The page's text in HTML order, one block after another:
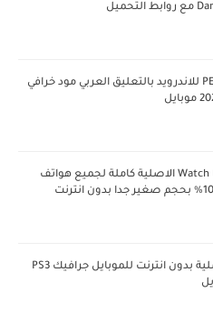
تحميل لعبة PES 2021 للاندرويد بالتعليق العربي مود خرافي
تحميل لعبة Watch Dogs 2 الاصلية كاملة لجميع هواتف
تحميل FIFA 16 الاصلية بدون انترنت للموبايل جرافيك PS3